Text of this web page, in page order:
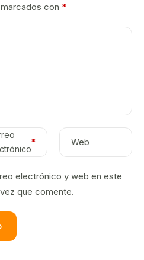
con *
* Web
electrónico y web en este
que comente.